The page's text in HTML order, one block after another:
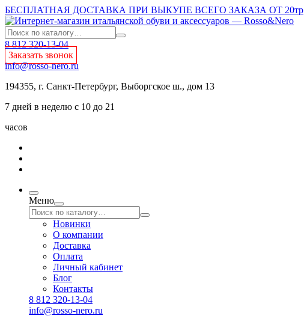
БЕСПЛАТНАЯ ДОСТАВКА ПРИ ВЫКУПЕ ВСЕГО ЗАКАЗА ОТ 20тр
8 812 320-13-04
Заказать звонок
info@rosso-nero.ru
194355, г. Санкт-Петербург, Выборгское ш., дом 13
7 дней в неделю с 10 до 21
часов
Меню
Новинки
О компании
Доставка
Оплата
Личный кабинет
Блог
Контакты
8 812 320-13-04
info@rosso-nero.ru